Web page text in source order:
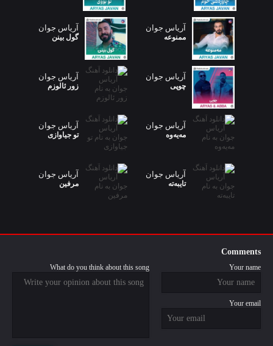
آریاس جوان
ممنوعه
آریاس جوان
گول بینن
آریاس جوان
چوپی
آریاس جوان
زور ئالوزم
آریاس جوان
مەیەوە
آریاس جوان
تو جیاوازی
آریاس جوان
تایبەتە
آریاس جوان
مرفین
Comments
Your name
Your email
What do you think about this song